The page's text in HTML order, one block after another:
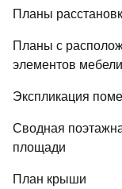
Планы
Планы с
элементов мебели
Экспликация
Сводная
площади
План крыши